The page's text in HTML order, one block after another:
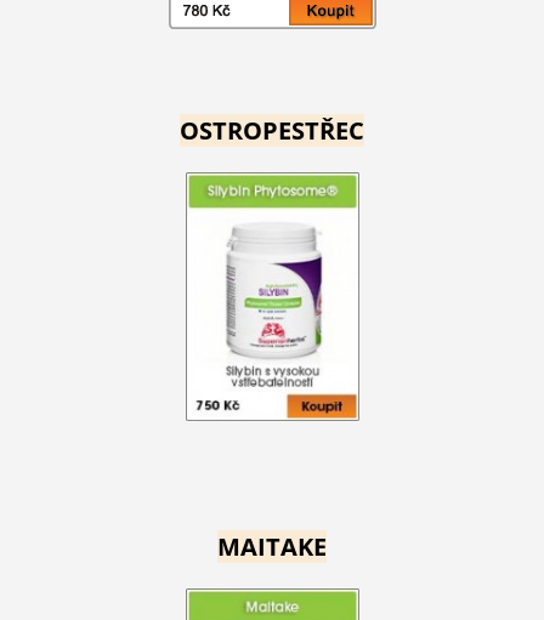
OSTROPESTŘEC
MAITAKE